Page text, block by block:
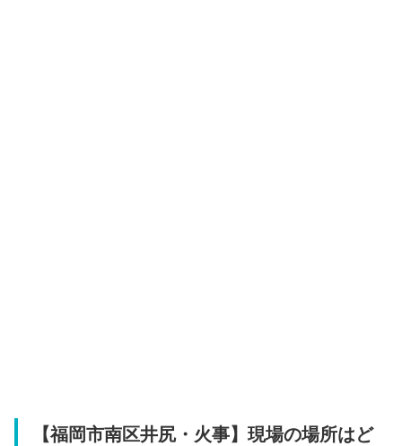
【福岡市南区井尻・火事】現場の場所はど